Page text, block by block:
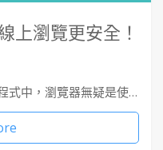
上瀏覽更安全！
式中，瀏覽器無疑是使…